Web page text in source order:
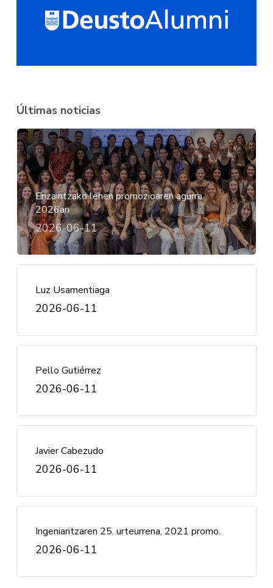
Últimas noticias
Erizaintzako lehen promozioaren agurra
2026an
2026-06-11
Luz Usamentiaga
2026-06-11
Pello Gutiérrez
2026-06-11
Javier Cabezudo
2026-06-11
Ingeniaritzaren 25. urteurrena, 2021 promo.
2026-06-11